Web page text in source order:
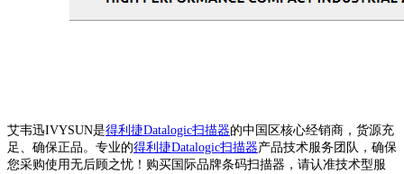
艾韦迅IVYSUN是得利捷Datalogic扫描器的中国区核心经销商，货源充
足、确保正品。专业的得利捷Datalogic扫描器产品技术服务团队，确保
您采购使用无后顾之忧！购买国际品牌条码扫描器，请认准技术型服